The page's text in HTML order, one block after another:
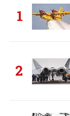
1
2